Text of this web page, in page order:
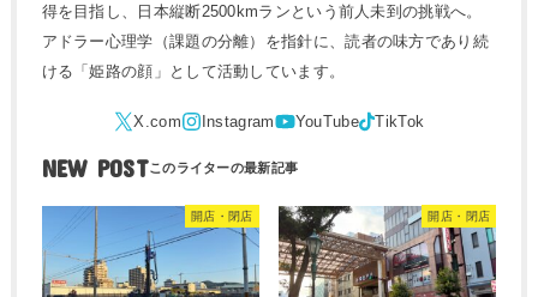
得を目指し、日本縦断2500kmランという前人未到の挑戦へ。
アドラー心理学（課題の分離）を指針に、読者の味方であり続
ける「姫路の顔」として活動しています。
NEW POST
開店・閉店 開店・閉店